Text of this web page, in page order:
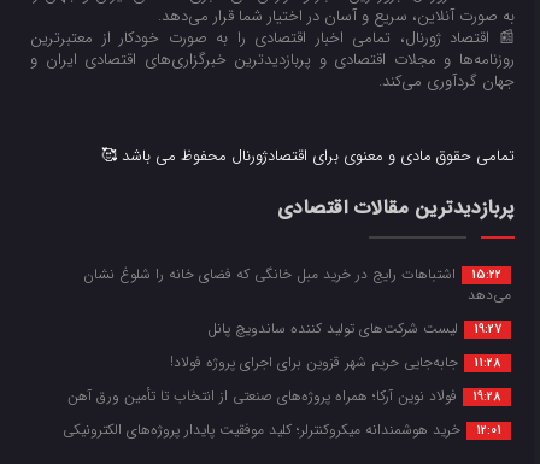
به صورت آنلاین، سریع و آسان در اختیار شما قرار می‌‌دهد.
📰 اقتصاد ژورنال، تمامی اخبار اقتصادی را به صورت خودکار از معتبرترین
روزنامه‌ها و مجلات اقتصادی و پربازدیدترین خبرگزاری‌های اقتصادی ایران و
جهان گردآوری می‌کند.
تمامی حقوق مادی و معنوی برای اقتصادژورنال محفوظ می باشد 🥰
پربازدیدترین مقالات اقتصادی
15:22
اشتباهات رایج در خرید مبل خانگی که فضای خانه را شلوغ نشان
می‌دهد
19:27 لیست شرکت‌های تولید کننده ساندویچ پانل
11:28 جابه‌جایی حریم شهر قزوین برای اجرای پروژه فولاد!
19:28 فولاد نوین آرکا؛ همراه پروژه‌های صنعتی از انتخاب تا تأمین ورق آهن
12:01 خرید هوشمندانه میکروکنترلر؛ کلید موفقیت پایدار پروژه‌های الکترونیکی